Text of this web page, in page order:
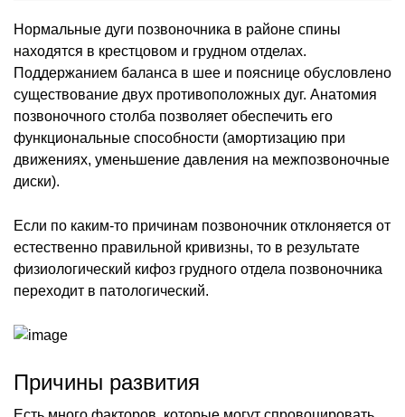
Нормальные дуги позвоночника в районе спины
находятся в крестцовом и грудном отделах.
Поддержанием баланса в шее и пояснице обусловлено
существование двух противоположных дуг. Анатомия
позвоночного столба позволяет обеспечить его
функциональные способности (амортизацию при
движениях, уменьшение давления на межпозвоночные
диски).
Если по каким-то причинам позвоночник отклоняется от
естественно правильной кривизны, то в результате
физиологический кифоз грудного отдела позвоночника
переходит в патологический.
Причины развития